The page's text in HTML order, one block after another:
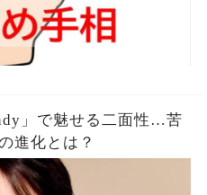
」で魅せる二面性…苦
進化とは？